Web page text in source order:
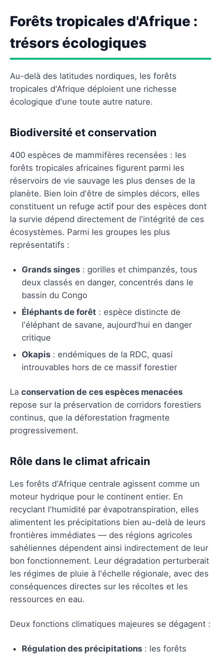
Forêts tropicales d'Afrique :
trésors écologiques
Au-delà des latitudes nordiques, les forêts
tropicales d'Afrique déploient une richesse
écologique d'une toute autre nature.
Biodiversité et conservation
400 espèces de mammifères recensées : les
forêts tropicales africaines figurent parmi les
réservoirs de vie sauvage les plus denses de la
planète. Bien loin d'être de simples décors, elles
constituent un refuge actif pour des espèces dont
la survie dépend directement de l'intégrité de ces
écosystèmes. Parmi les groupes les plus
représentatifs :
Grands singes : gorilles et chimpanzés, tous
deux classés en danger, concentrés dans le
bassin du Congo
Éléphants de forêt : espèce distincte de
l'éléphant de savane, aujourd'hui en danger
critique
Okapis : endémiques de la RDC, quasi
introuvables hors de ce massif forestier
La conservation de ces espèces menacées
repose sur la préservation de corridors forestiers
continus, que la déforestation fragmente
progressivement.
Rôle dans le climat africain
Les forêts d'Afrique centrale agissent comme un
moteur hydrique pour le continent entier. En
recyclant l'humidité par évapotranspiration, elles
alimentent les précipitations bien au-delà de leurs
frontières immédiates — des régions agricoles
sahéliennes dépendent ainsi indirectement de leur
bon fonctionnement. Leur dégradation perturberait
les régimes de pluie à l'échelle régionale, avec des
conséquences directes sur les récoltes et les
ressources en eau.
Deux fonctions climatiques majeures se dégagent :
Régulation des précipitations : les forêts